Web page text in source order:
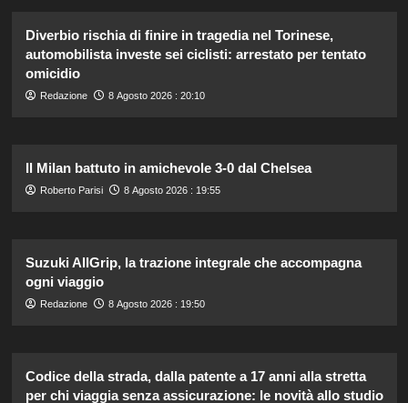
Diverbio rischia di finire in tragedia nel Torinese,
automobilista investe sei ciclisti: arrestato per tentato
omicidio
Redazione 8 Agosto 2026 : 20:10
Il Milan battuto in amichevole 3-0 dal Chelsea
Roberto Parisi 8 Agosto 2026 : 19:55
Suzuki AllGrip, la trazione integrale che accompagna
ogni viaggio
Redazione 8 Agosto 2026 : 19:50
Codice della strada, dalla patente a 17 anni alla stretta
per chi viaggia senza assicurazione: le novità allo studio